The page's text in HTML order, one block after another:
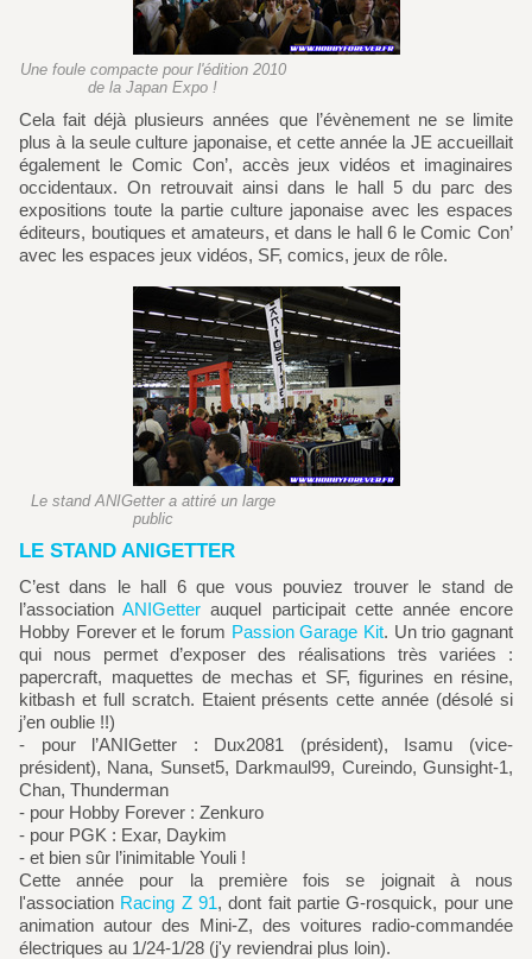
Une foule compacte pour l'édition 2010
de la Japan Expo !
Cela fait déjà plusieurs années que l’évènement ne se limite
plus à la seule culture japonaise, et cette année la JE accueillait
également le Comic Con’, accès jeux vidéos et imaginaires
occidentaux. On retrouvait ainsi dans le hall 5 du parc des
expositions toute la partie culture japonaise avec les espaces
éditeurs, boutiques et amateurs, et dans le hall 6 le Comic Con’
avec les espaces jeux vidéos, SF, comics, jeux de rôle.
Le stand ANIGetter a attiré un large
public
LE STAND ANIGETTER
C’est dans le hall 6 que vous pouviez trouver le stand de
l’associationANIGetter auquel participait cette année encore
Hobby Forever et le forum Passion Garage Kit. Un trio gagnant
qui nous permet d’exposer des réalisations très variées :
papercraft, maquettes de mechas et SF, figurines en résine,
kitbash et full scratch. Etaient présents cette année (désolé si
j’en oublie !!)
- pour l’ANIGetter : Dux2081 (président), Isamu (vice-
président), Nana, Sunset5, Darkmaul99, Cureindo, Gunsight-1,
Chan, Thunderman
- pour Hobby Forever : Zenkuro
- pour PGK : Exar, Daykim
- et bien sûr l’inimitable Youli !
Cette année pour la première fois se joignait à nous
l'association Racing Z 91, dont fait partie G-rosquick, pour une
animation autour des Mini-Z, des voitures radio-commandée
électriques au 1/24-1/28 (j'y reviendrai plus loin).